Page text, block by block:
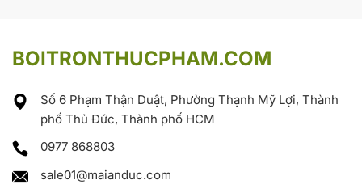
BOITRONTHUCPHAM.COM
Số 6 Phạm Thận Duật, Phường Thạnh Mỹ Lợi, Thành
phố Thủ Đức, Thành phố HCM
0977 868803
sale01@maianduc.com